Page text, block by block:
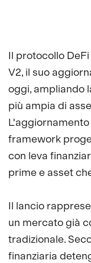
Il protocollo DeFi
V2, il suo
oggi, ampliando
più ampia di
framework
con leva
prime e asset
Il lancio
un mercato già
tradizionale.
finanziaria